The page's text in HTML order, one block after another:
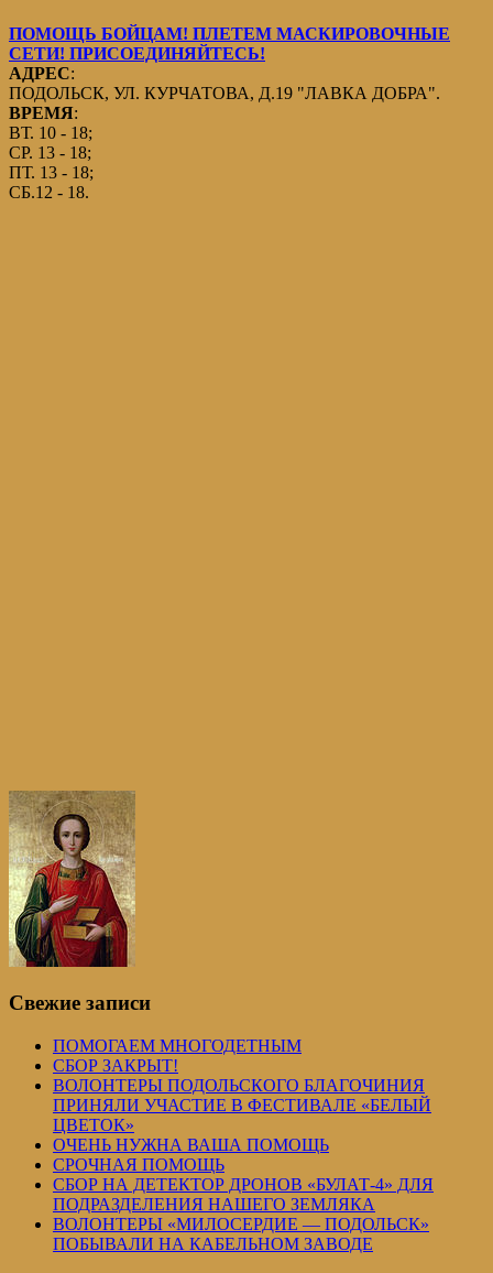
ПОМОЩЬ БОЙЦАМ! ПЛЕТЕМ МАСКИРОВОЧНЫЕ
СЕТИ! ПРИСОЕДИНЯЙТЕСЬ!
АДРЕС:
ПОДОЛЬСК, УЛ. КУРЧАТОВА, Д.19 "ЛАВКА ДОБРА".
ВРЕМЯ:
ВТ. 10 - 18;
СР. 13 - 18;
ПТ. 13 - 18;
СБ.12 - 18.
Свежие записи
ПОМОГАЕМ МНОГОДЕТНЫМ
СБОР ЗАКРЫТ!
ВОЛОНТЕРЫ ПОДОЛЬСКОГО БЛАГОЧИНИЯ
ПРИНЯЛИ УЧАСТИЕ В ФЕСТИВАЛЕ «БЕЛЫЙ
ЦВЕТОК»
ОЧЕНЬ НУЖНА ВАША ПОМОЩЬ
СРОЧНАЯ ПОМОЩЬ
СБОР НА ДЕТЕКТОР ДРОНОВ «БУЛАТ-4» ДЛЯ
ПОДРАЗДЕЛЕНИЯ НАШЕГО ЗЕМЛЯКА
ВОЛОНТЕРЫ «МИЛОСЕРДИЕ — ПОДОЛЬСК»
ПОБЫВАЛИ НА КАБЕЛЬНОМ ЗАВОДЕ